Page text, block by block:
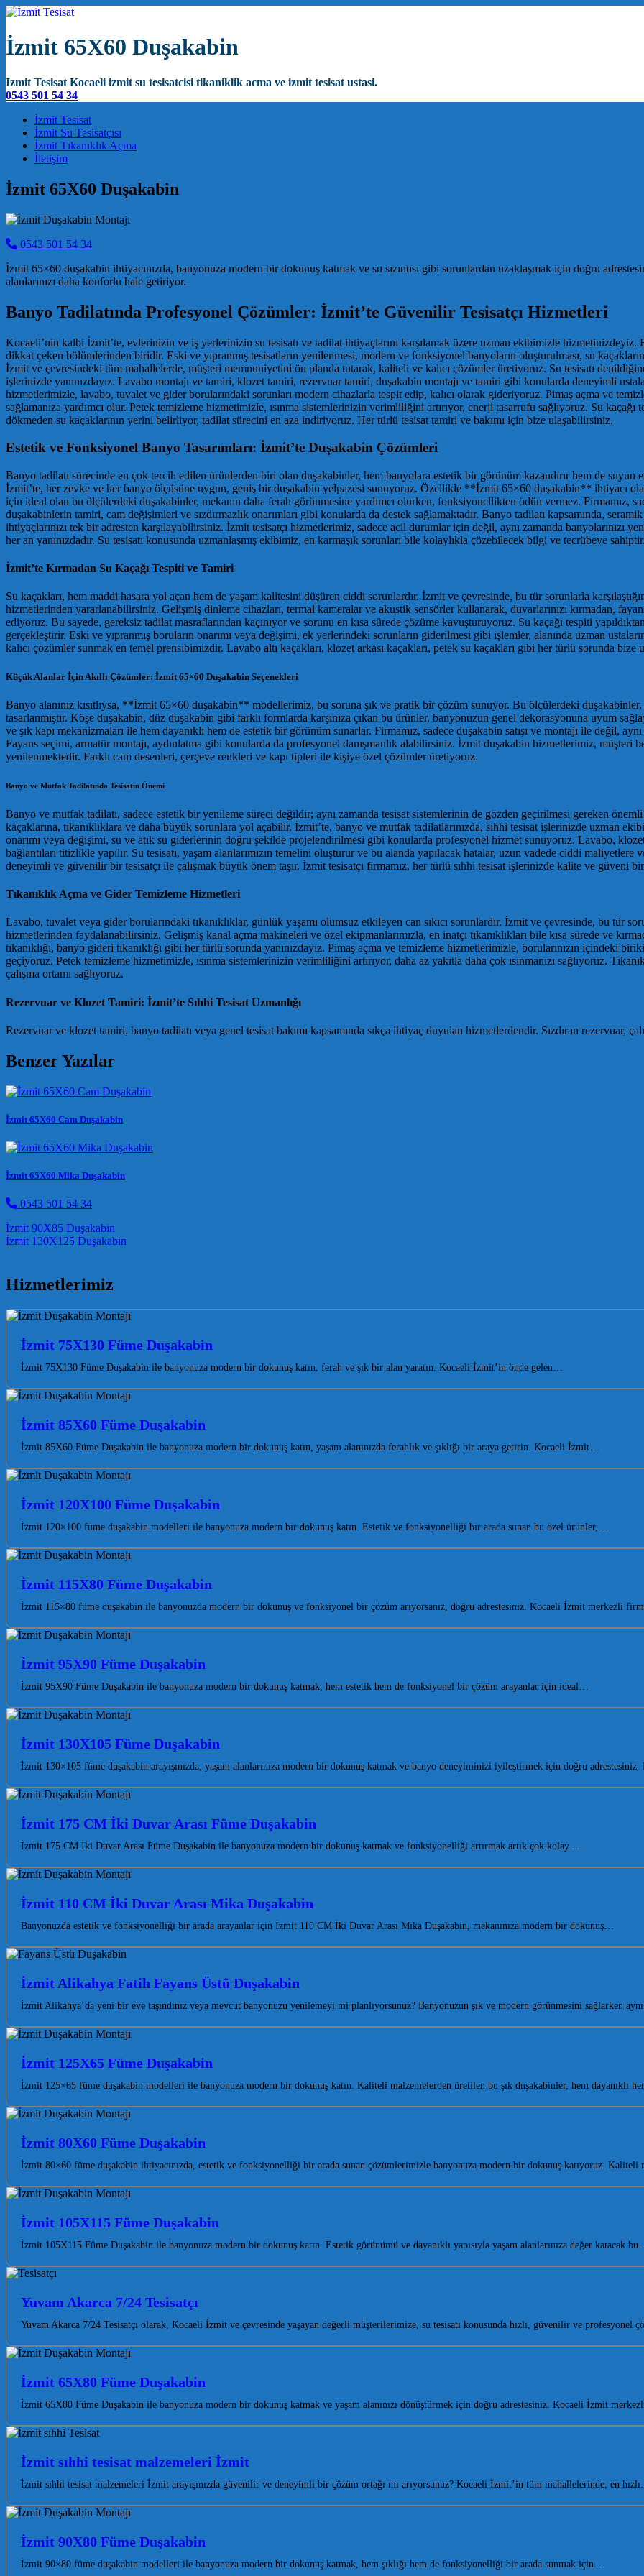
İzmit 65X60 Duşakabin
Izmit Tesisat Kocaeli izmit su tesisatcisi tikaniklik acma ve izmit tesisat ustasi.
0543 501 54 34
Main Navigation
İzmit Tesisat
İzmit Su Tesisatçısı
İzmit Tıkanıklık Açma
İletişim
İzmit 65X60 Duşakabin
0543 501 54 34
İzmit 65×60 duşakabin ihtiyacınızda, banyonuza modern bir dokunuş katmak ve su sızıntısı gibi sorunlardan uzaklaşmak için doğru
alanlarınızı daha konforlu hale getiriyor.
Banyo Tadilatında Profesyonel Çözümler: İzmit’te Güvenilir Tesisatçı Hizmetleri
Kocaeli’nin kalbi İzmit’te, evlerinizin ve iş yerlerinizin su tesisatı ve tadilat ihtiyaçlarını karşılamak üzere uzman ekibimizle hizmetinizdeyiz.
dikkat çeken bölümlerinden biridir. Eski ve yıpranmış tesisatların yenilenmesi, modern ve fonksiyonel banyoların oluşturulması, su
İzmit ve çevresindeki tüm mahallelerde, müşteri memnuniyetini ön planda tutarak, kaliteli ve kalıcı çözümler üretiyoruz. Su tesisatı
işlerinizde yanınızdayız. Lavabo montajı ve tamiri, klozet tamiri, rezervuar tamiri, duşakabin montajı ve tamiri gibi konularda deneyimli
hizmetlerimizle, lavabo, tuvalet ve gider borularındaki sorunları modern cihazlarla tespit edip, kalıcı olarak gideriyoruz. Pimaş açma ve
sağlamanıza yardımcı olur. Petek temizleme hizmetimizle, ısınma sistemlerinizin verimliliğini artırıyor, enerji tasarrufu sağlıyoruz. Su
dökmeden su kaçaklarının yerini belirliyor, tadilat sürecini en aza indiriyoruz. Her türlü tesisat tamiri ve bakımı için bize ulaşabilirsiniz.
Estetik ve Fonksiyonel Banyo Tasarımları: İzmit’te Duşakabin Çözümleri
Banyo tadilatı sürecinde en çok tercih edilen ürünlerden biri olan duşakabinler, hem banyolara estetik bir görünüm kazandırır hem de suyun
İzmit’te, her zevke ve her banyo ölçüsüne uygun, geniş bir duşakabin yelpazesi sunuyoruz. Özellikle **İzmit 65×60 duşakabin** ihtiyacı
için ideal olan bu ölçülerdeki duşakabinler, mekanın daha ferah görünmesine yardımcı olurken, fonksiyonellikten ödün vermez. Firmamız,
duşakabinlerin tamiri, cam değişimleri ve sızdırmazlık onarımları gibi konularda da destek sağlamaktadır. Banyo tadilatı kapsamında,
ihtiyaçlarınızı tek bir adresten karşılayabilirsiniz. İzmit tesisatçı hizmetlerimiz, sadece acil durumlar için değil, aynı zamanda banyolarınızı
her an yanınızdadır. Su tesisatı konusunda uzmanlaşmış ekibimiz, en karmaşık sorunları bile kolaylıkla çözebilecek bilgi ve tecrübeye sahiptir.
İzmit’te Kırmadan Su Kaçağı Tespiti ve Tamiri
Su kaçakları, hem maddi hasara yol açan hem de yaşam kalitesini düşüren ciddi sorunlardır. İzmit ve çevresinde, bu tür sorunlarla
hizmetlerinden yararlanabilirsiniz. Gelişmiş dinleme cihazları, termal kameralar ve akustik sensörler kullanarak, duvarlarınızı kırmadan,
ediyoruz. Bu sayede, gereksiz tadilat masraflarından kaçınıyor ve sorunu en kısa sürede çözüme kavuşturuyoruz. Su kaçağı tespiti
gerçekleştirir. Eski ve yıpranmış boruların onarımı veya değişimi, ek yerlerindeki sorunların giderilmesi gibi işlemler, alanında uzman
kalıcı çözümler sunmak en temel prensibimizdir. Lavabo altı kaçakları, klozet arkası kaçakları, petek su kaçakları gibi her türlü sorunda bize
Küçük Alanlar İçin Akıllı Çözümler: İzmit 65×60 Duşakabin Seçenekleri
Banyo alanınız kısıtlıysa, **İzmit 65×60 duşakabin** modellerimiz, bu soruna şık ve pratik bir çözüm sunuyor. Bu ölçülerdeki
tasarlanmıştır. Köşe duşakabin, düz duşakabin gibi farklı formlarda karşınıza çıkan bu ürünler, banyonuzun genel dekorasyonuna uyum
ve şık kapı mekanizmaları ile hem dayanıklı hem de estetik bir görünüm sunarlar. Firmamız, sadece duşakabin satışı ve montajı ile değil,
Fayans seçimi, armatür montajı, aydınlatma gibi konularda da profesyonel danışmanlık alabilirsiniz. İzmit duşakabin hizmetlerimiz, müşteri
yenilenmektedir. Farklı cam desenleri, çerçeve renkleri ve kapı tipleri ile kişiye özel çözümler üretiyoruz.
Banyo ve Mutfak Tadilatında Tesisatın Önemi
Banyo ve mutfak tadilatı, sadece estetik bir yenileme süreci değildir; aynı zamanda tesisat sistemlerinin de gözden geçirilmesi gereken önemli
kaçaklarına, tıkanıklıklara ve daha büyük sorunlara yol açabilir. İzmit’te, banyo ve mutfak tadilatlarınızda, sıhhi tesisat işlerinizde uzman
onarımı veya değişimi, su ve atık su giderlerinin doğru şekilde projelendirilmesi gibi konularda profesyonel hizmet sunuyoruz. Lavabo,
bağlantıları titizlikle yapılır. Su tesisatı, yaşam alanlarımızın temelini oluşturur ve bu alanda yapılacak hatalar, uzun vadede ciddi
deneyimli ve güvenilir bir tesisatçı ile çalışmak büyük önem taşır. İzmit tesisatçı firmamız, her türlü sıhhi tesisat işlerinizde kalite ve güveni
Tıkanıklık Açma ve Gider Temizleme Hizmetleri
Lavabo, tuvalet veya gider borularındaki tıkanıklıklar, günlük yaşamı olumsuz etkileyen can sıkıcı sorunlardır. İzmit ve çevresinde, bu tür
hizmetlerinden faydalanabilirsiniz. Gelişmiş kanal açma makineleri ve özel ekipmanlarımızla, en inatçı tıkanıklıkları bile kısa sürede ve
tıkanıklığı, banyo gideri tıkanıklığı gibi her türlü sorunda yanınızdayız. Pimaş açma ve temizleme hizmetlerimizle, borularınızın içindeki
geçiyoruz. Petek temizleme hizmetimizle, ısınma sistemlerinizin verimliliğini artırıyor, daha az yakıtla daha çok ısınmanızı sağlıyoruz.
çalışma ortamı sağlıyoruz.
Rezervuar ve Klozet Tamiri: İzmit’te Sıhhi Tesisat Uzmanlığı
Rezervuar ve klozet tamiri, banyo tadilatı veya genel tesisat bakımı kapsamında sıkça ihtiyaç duyulan hizmetlerdendir. Sızdıran rezervuar,
Benzer Yazılar
İzmit 65X60 Cam Duşakabin
İzmit 65X60 Mika Duşakabin
0543 501 54 34
Post navigation
İzmit 90X85 Duşakabin
İzmit 130X125 Duşakabin
Hizmetlerimiz
İzmit 75X130 Füme Duşakabin
İzmit 75X130 Füme Duşakabin ile banyonuza modern bir dokunuş katın, ferah ve şık bir alan yaratın. Kocaeli İzmit’in önde gelen…
İzmit 85X60 Füme Duşakabin
İzmit 85X60 Füme Duşakabin ile banyonuza modern bir dokunuş katın, yaşam alanınızda ferahlık ve şıklığı bir araya getirin. Kocaeli İzmit…
İzmit 120X100 Füme Duşakabin
İzmit 120×100 füme duşakabin modelleri ile banyonuza modern bir dokunuş katın. Estetik ve fonksiyonelliği bir arada sunan bu özel ürünler,…
İzmit 115X80 Füme Duşakabin
İzmit 115×80 füme duşakabin ile banyonuzda modern bir dokunuş ve fonksiyonel bir çözüm arıyorsanız, doğru adrestesiniz. Kocaeli İzmit merkezli
İzmit 95X90 Füme Duşakabin
İzmit 95X90 Füme Duşakabin ile banyonuza modern bir dokunuş katmak, hem estetik hem de fonksiyonel bir çözüm arayanlar için ideal…
İzmit 130X105 Füme Duşakabin
İzmit 130×105 füme duşakabin arayışınızda, yaşam alanlarınıza modern bir dokunuş katmak ve banyo deneyiminizi iyileştirmek için doğru
İzmit 175 CM İki Duvar Arası Füme Duşakabin
İzmit 175 CM İki Duvar Arası Füme Duşakabin ile banyonuza modern bir dokunuş katmak ve fonksiyonelliği artırmak artık çok kolay.…
İzmit 110 CM İki Duvar Arası Mika Duşakabin
Banyonuzda estetik ve fonksiyonelliği bir arada arayanlar için İzmit 110 CM İki Duvar Arası Mika Duşakabin, mekanınıza modern bir dokunuş…
İzmit Alikahya Fatih Fayans Üstü Duşakabin
İzmit Alikahya’da yeni bir eve taşındınız veya mevcut banyonuzu yenilemeyi mi planlıyorsunuz? Banyonuzun şık ve modern görünmesini sağlarken
İzmit 125X65 Füme Duşakabin
İzmit 125×65 füme duşakabin modelleri ile banyonuza modern bir dokunuş katın. Kaliteli malzemelerden üretilen bu şık duşakabinler, hem dayanıklı
İzmit 80X60 Füme Duşakabin
İzmit 80×60 füme duşakabin ihtiyacınızda, estetik ve fonksiyonelliği bir arada sunan çözümlerimizle banyonuza modern bir dokunuş katıyoruz.
İzmit 105X115 Füme Duşakabin
İzmit 105X115 Füme Duşakabin ile banyonuza modern bir dokunuş katın. Estetik görünümü ve dayanıklı yapısıyla yaşam alanlarınıza değer katacak
Yuvam Akarca 7/24 Tesisatçı
Yuvam Akarca 7/24 Tesisatçı olarak, Kocaeli İzmit ve çevresinde yaşayan değerli müşterilerimize, su tesisatı konusunda hızlı, güvenilir ve profesyonel
İzmit 65X80 Füme Duşakabin
İzmit 65X80 Füme Duşakabin ile banyonuza modern bir dokunuş katmak ve yaşam alanınızı dönüştürmek için doğru adrestesiniz. Kocaeli İzmit
İzmit sıhhi tesisat malzemeleri İzmit
İzmit sıhhi tesisat malzemeleri İzmit arayışınızda güvenilir ve deneyimli bir çözüm ortağı mı arıyorsunuz? Kocaeli İzmit’in tüm mahallelerinde, en
İzmit 90X80 Füme Duşakabin
İzmit 90×80 füme duşakabin modelleri ile banyonuza modern bir dokunuş katmak, hem şıklığı hem de fonksiyonelliği bir arada sunmak için…